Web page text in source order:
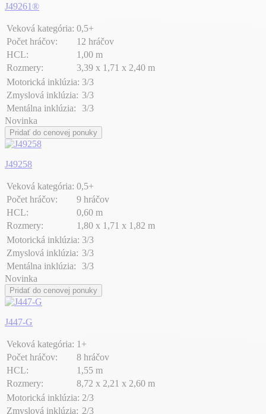
J49261®
Veková kategória: 0,5+
Počet hráčov:
12 hráčov
HCL:
1,00 m
Rozmery:
3,39 x 1,71 x 2,40 m
Motorická inklúzia: 3/3
Zmyslová inklúzia: 3/3
Mentálna inklúzia:
3/3
Novinka
Pridať do cenovej ponuky
J49258
Veková kategória: 0,5+
Počet hráčov:
9 hráčov
HCL:
0,60 m
Rozmery:
1,80 x 1,71 x 1,82 m
Motorická inklúzia: 3/3
Zmyslová inklúzia: 3/3
Mentálna inklúzia:
3/3
Novinka
Pridať do cenovej ponuky
J447-G
Veková kategória: 1+
Počet hráčov:
8 hráčov
HCL:
1,55 m
Rozmery:
8,72 x 2,21 x 2,60 m
Motorická inklúzia: 2/3
Zmyslová inklúzia: 2/3